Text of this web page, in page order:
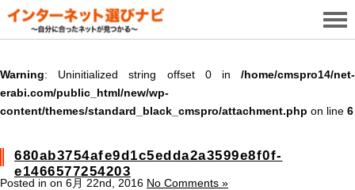
Warning: Uninitialized string offset 0 in /home/cmspro14/net-
erabi.com/public_html/new/wp-
content/themes/standard_black_cmspro/attachment.php on line 6
680ab3754afe9d1c5edda2a3599e8f0f-
e1466577254203
Posted in on 6月 22nd, 2016 No Comments »